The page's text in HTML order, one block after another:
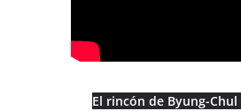
El rincón de Byung-Chul